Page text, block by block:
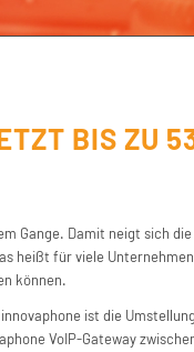
BIS ZU
Gange. Damit neigt sich
heißt für viele
können.
ist die
VoIP-Gateway